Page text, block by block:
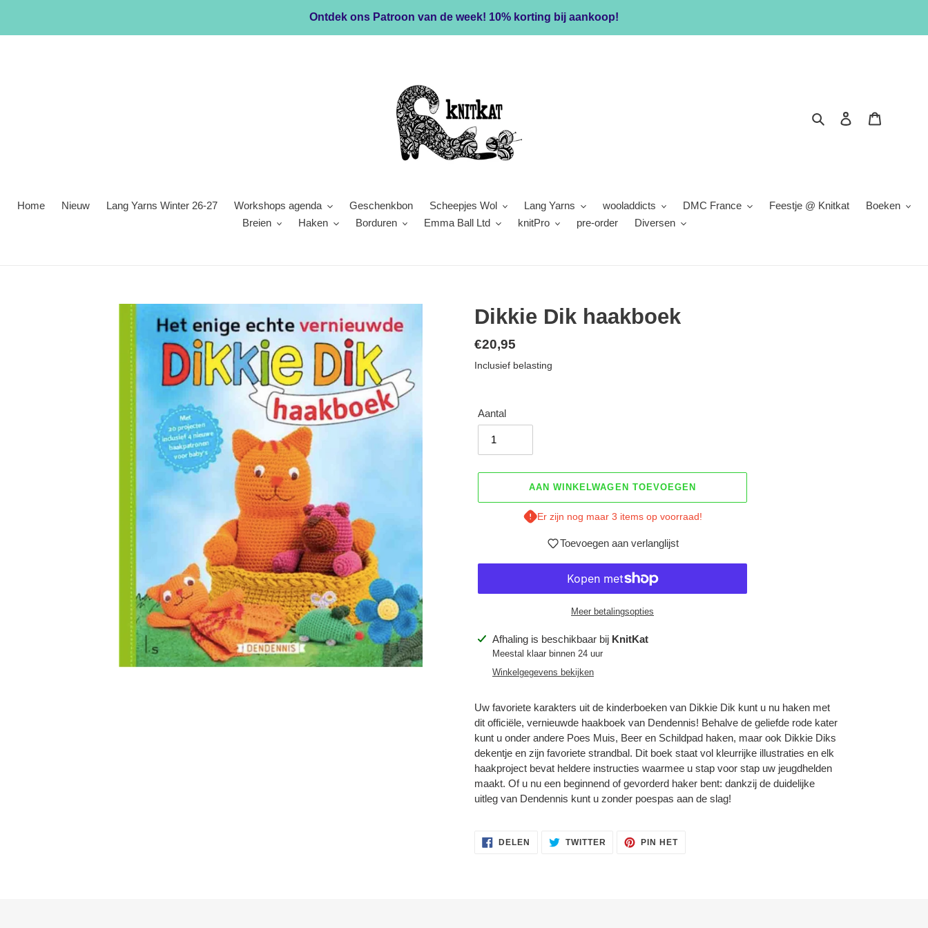
de
Ontdek ons Patroon van de week! 10% korting bij aankoop!
Zoeken Inloggen
Home Nieuw Lang Yarns Winter 26-27 Workshops agenda Geschenkbon Scheepjes Wol Lang Yarns wooladdicts DMC France Feestje @ Knitkat
Boeken
Breien
Haken Borduren Emma Ball Ltd knitPro pre-order Diversen
Dikkie Dik haakboek
Normale
prijs
€20,95
Inclusief belasting
Aantal
AAN WINKELWAGEN TOEVOEGEN
Er zijn nog maar 3 items op voorraad!
Toevoegen aan verlanglijst
Meer betalingsopties
Product
toegevoegen
Afhaling is beschikbaar bij KnitKat
Meestal klaar binnen 24 uur
Winkelgegevens bekijken
Uw favoriete karakters uit de kinderboeken van Dikkie Dik kunt u nu haken met
dit officiële, vernieuwde haakboek van Dendennis! Behalve de geliefde rode kater
kunt u onder andere Poes Muis, Beer en Schildpad haken, maar ook Dikkie Diks
dekentje en zijn favoriete strandbal. Dit boek staat vol kleurrijke illustraties en elk
haakproject bevat heldere instructies waarmee u stap voor stap uw jeugdhelden
maakt. Of u nu een beginnend of gevorderd haker bent: dankzij de duidelijke
uitleg van Dendennis kunt u zonder poespas aan de slag!
DELEN
DELEN TWITTER TWITTERENPIN HETPINNEN
Meld u aan bij uw account om producten aan uw verlanglijst toe te
voegen en uw eerder opgeslagen artikelen te bekijken.
Login